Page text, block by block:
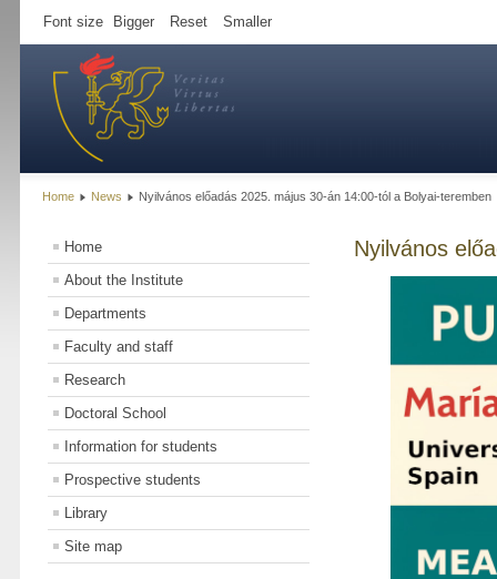
Font size Bigger Reset Smaller
Home News Nyilvános előadás 2025. május 30-án 14:00-tól a Bolyai-teremben
Home
About the Institute
Departments
Faculty and staff
Research
Doctoral School
Information for students
Prospective students
Library
Site map
Nyilvános